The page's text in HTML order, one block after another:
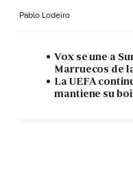
Pablo Lodeiro
Vox se une a
Marruecos de
La UEFA
mantiene su